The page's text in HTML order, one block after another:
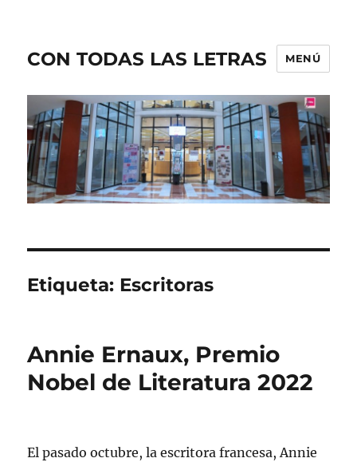
CON TODAS LAS LETRAS MENÚ
Etiqueta: Escritoras
Annie Ernaux, Premio
Nobel de Literatura 2022
El pasado octubre, la escritora francesa, Annie